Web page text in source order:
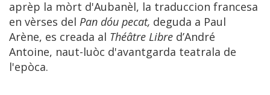
aprèp la mòrt d'Aubanèl, la traduccion francesa
en vèrses del Pan dóu pecat, deguda a Paul
Arène, es creada al Théâtre Libre d’André
Antoine, naut-luòc d'avantgarda teatrala de
l'epòca.